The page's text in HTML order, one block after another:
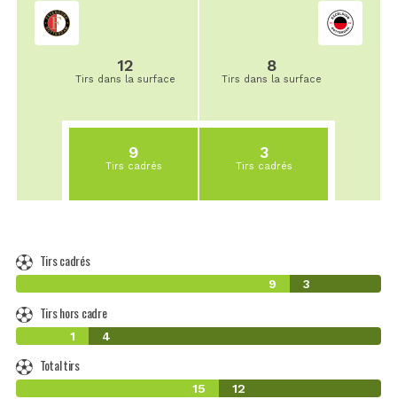
12
Tirs dans la surface
9
Tirs cadrés
8
Tirs dans la surface
3
Tirs cadrés
Tirs cadrés
9 3
Tirs hors cadre
1 4
Total tirs
15 12